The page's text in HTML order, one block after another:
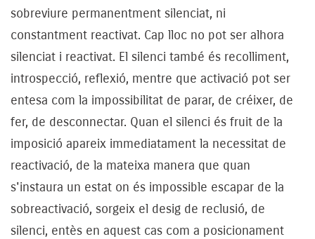
sobreviure permanentment silenciat, ni
constantment reactivat. Cap lloc no pot ser alhora
silenciat i reactivat. El silenci també és recolliment,
introspecció, reflexió, mentre que activació pot ser
entesa com la impossibilitat de parar, de créixer, de
fer, de desconnectar. Quan el silenci és fruit de la
imposició apareix immediatament la necessitat de
reactivació, de la mateixa manera que quan
s'instaura un estat on és impossible escapar de la
sobreactivació, sorgeix el desig de reclusió, de
silenci, entès en aquest cas com a posicionament